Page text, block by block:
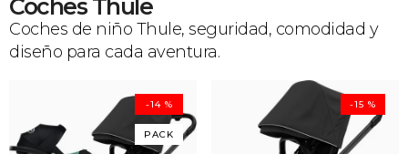
Coches Thule
Coches de niño Thule, seguridad, comodidad y
diseño para cada aventura.
-14 %
PACK
-15 %